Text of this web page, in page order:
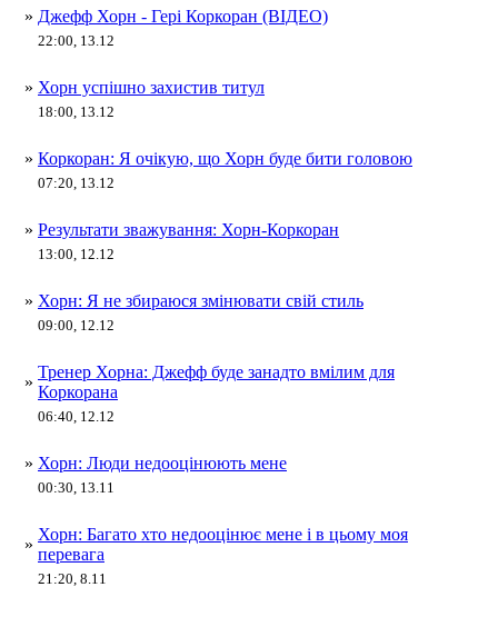
» Джефф Хорн - Гері Коркоран (ВІДЕО)
22:00, 13.12
» Хорн успішно захистив титул
18:00, 13.12
» Коркоран: Я очікую, що Хорн буде бити головою
07:20, 13.12
» Результати зважування: Хорн-Коркоран
13:00, 12.12
» Хорн: Я не збираюся змінювати свій стиль
09:00, 12.12
»
Тренер Хорна: Джефф буде занадто вмілим для
Коркорана
06:40, 12.12
» Хорн: Люди недооцінюють мене
00:30, 13.11
»
Хорн: Багато хто недооцінює мене і в цьому моя
перевага
21:20, 8.11